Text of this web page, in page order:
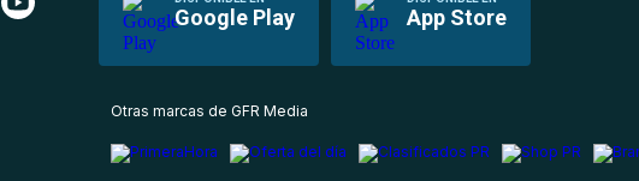
Google Play App Store
Otras marcas de GFR Media